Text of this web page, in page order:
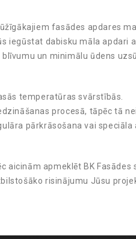
fasādes apdares
iegūstat dabisku māla apdari
un minimālu ūdens
temperatūras svārstībās.
procesā, tāpēc tā
pārkrāsošana vai speciāla
aicinām apmeklēt BK
risinājumu Jūsu